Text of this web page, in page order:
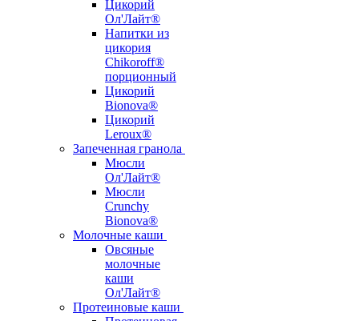
Цикорий
Ол'Лайт®
Напитки из
цикория
Chikoroff®
порционный
Цикорий
Bionova®
Цикорий
Leroux®
Запеченная гранола
Мюсли
Ол'Лайт®
Мюсли
Crunchy
Bionova®
Молочные каши
Овсяные
молочные
каши
Ол'Лайт®
Протеиновые каши